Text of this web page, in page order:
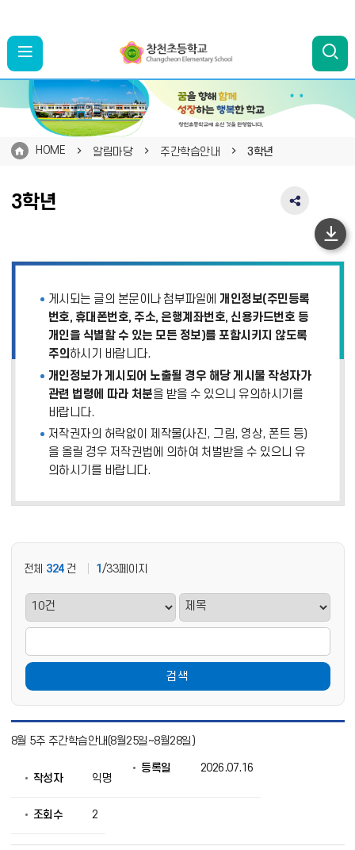
HOME 알림마당 주간학습안내 3학년
3학년
SNS
역
치
기
게시되는 글의 본문이나 첨부파일에 개인정보(주민등록
번호, 휴대폰번호, 주소, 은행계좌번호, 신용카드번호 등
개인을 식별할 수 있는 모든 정보)를 포함시키지 않도록
주의 하시기 바랍니다.
개인정보가 게시되어 노출될 경우 해당 게시물 작성자가
관련 법령에 따라 처분을 받을 수 있으니 유의하시기를
바랍니다.
저작권자의 허락없이 제작물(사진, 그림, 영상, 폰트 등)
을 올릴 경우 저작권법에 의하여 처벌받을 수 있으니 유
의하시기를 바랍니다.
전체 324 건 1 /33페이지
검색
학
호,
8월 5주 주간학습안내(8월25일~8월28일)
작성자 익명
등록일 2026.07.16
조회수 2
하
단